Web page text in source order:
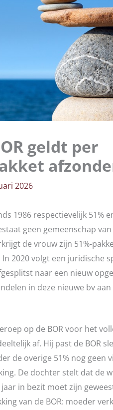
geldt per
2026
1986 respectievelijk 51%
geen gemeenschap
de vrouw zijn 51%-
In 2020 volgt een juridische
naar een nieuw
in deze nieuwe bv
op de BOR voor het
af. Hij past de BOR
de overige 51% nog geen
De dochter stelt dat de
in bezit moet zijn
van de BOR: moeder